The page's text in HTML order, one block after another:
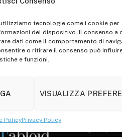
tecnologie come i cookie per
del dispositivo. Il consenso a
dati come il comportamento di
o ritirare il consenso può
e funzioni.
VISUALIZZA
PolicyPrivacy Policy
Registr.